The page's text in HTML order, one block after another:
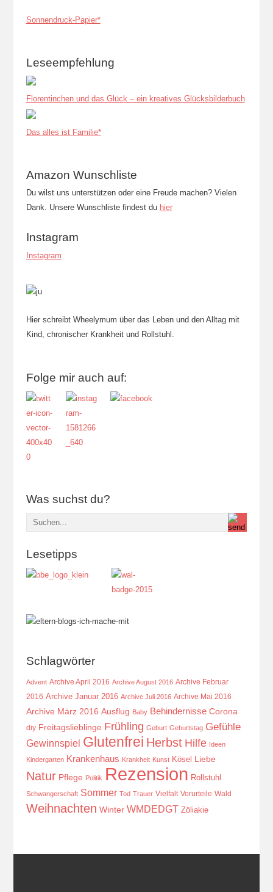
Sonnendruck-Papier*
Leseempfehlung
Florentinchen und das Glück – ein kreatives Glücksbilderbuch
Das alles ist Familie*
Amazon Wunschliste
Du wilst uns unterstützen oder eine Freude machen? Vielen
Dank. Unsere Wunschliste findest du hier
Instagram
Instagram
Hier schreibt Wheelymum über das Leben und den Alltag mit
Kind, chronischer Krankheit und Rollstuhl.
Folge mir auch auf:
Was suchst du?
Lesetipps
Schlagwörter
Advent Archive April 2016 Archive August 2016 Archive Februar
2016 Archive Januar 2016 Archive Juli 2016 Archive Mai 2016
Archive März 2016 Ausflug Baby Behindernisse Corona
diy Freitagslieblinge Frühling Geburt Geburtstag Gefühle
Gewinnspiel Glutenfrei Herbst Hilfe Ideen
Kindergarten Krankenhaus Krankheit Kunst Kösel Liebe
Natur Pflege Politik Rezension Rollstuhl
Schwangerschaft Sommer Tod Trauer Vielfalt Vorurteile Wald
Weihnachten Winter WMDEDGT Zöliakie